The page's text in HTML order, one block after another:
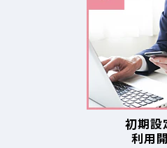
初期設
利用